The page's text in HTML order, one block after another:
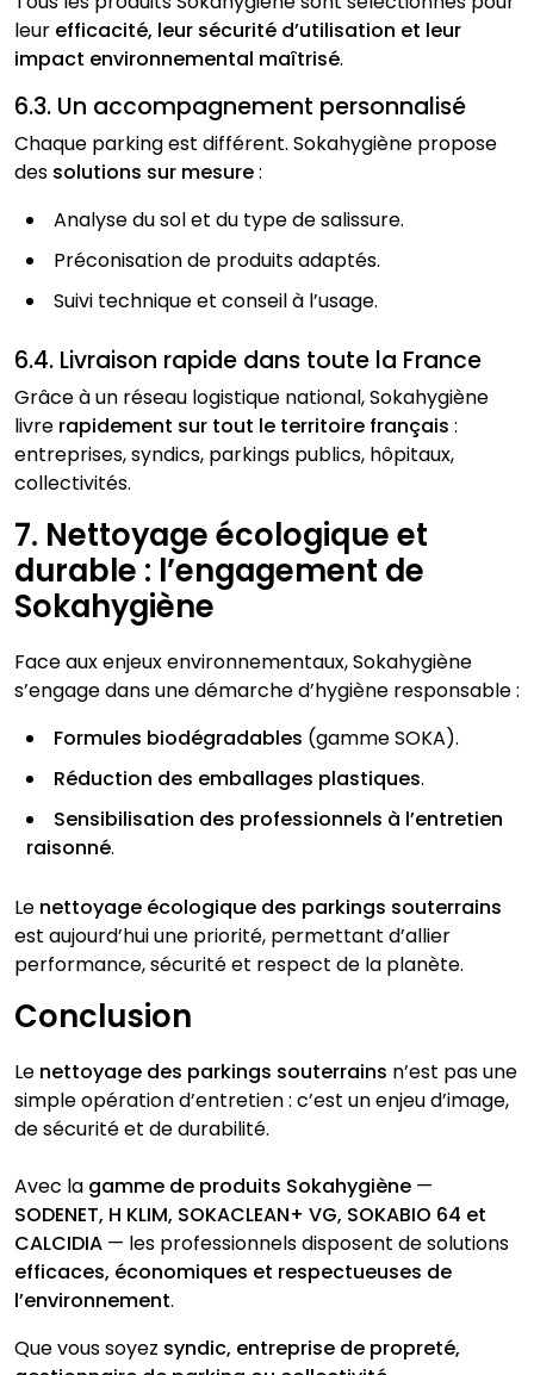
leur efficacité, leur sécurité d’utilisation et leur
impact environnemental maîtrisé.
6.3. Un accompagnement personnalisé
Chaque parking est différent. Sokahygiène propose
des solutions sur mesure:
Analyse du sol et du type de salissure.
Préconisation de produits adaptés.
Suivi technique et conseil à l’usage.
6.4. Livraison rapide dans toute la France
Grâce à un réseau logistique national, Sokahygiène
livre rapidement sur tout le territoire français :
entreprises, syndics, parkings publics, hôpitaux,
collectivités.
7. Nettoyage écologique et
durable : l’engagement de
Sokahygiène
Face aux enjeux environnementaux, Sokahygiène
s’engage dans une démarche d’hygiène responsable :
Formules biodégradables (gamme SOKA).
Réduction des emballages plastiques.
Sensibilisation des professionnels à l’entretien
raisonné.
Le nettoyage écologique des parkings souterrains
est aujourd’hui une priorité, permettant d’allier
performance, sécurité et respect de la planète.
Conclusion
Le nettoyage des parkings souterrains n’est pas une
simple opération d’entretien : c’est un enjeu d’image,
de sécurité et de durabilité.
Avec la gamme de produits Sokahygiène —
SODENET, H KLIM, SOKACLEAN+ VG, SOKABIO 64 et
CALCIDIA — les professionnels disposent de solutions
efficaces, économiques et respectueuses de
l’environnement.
Que vous soyez syndic, entreprise de propreté,